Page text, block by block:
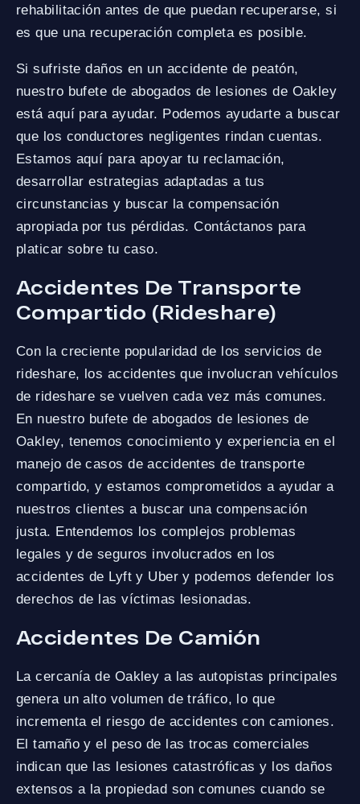
rehabilitación antes de que puedan recuperarse, si
es que una recuperación completa es posible.
Si sufriste daños en un accidente de peatón,
nuestro bufete de abogados de lesiones de Oakley
está aquí para ayudar. Podemos ayudarte a buscar
que los conductores negligentes rindan cuentas.
Estamos aquí para apoyar tu reclamación,
desarrollar estrategias adaptadas a tus
circunstancias y buscar la compensación
apropiada por tus pérdidas. Contáctanos para
platicar sobre tu caso.
Accidentes De Transporte
Compartido (Rideshare)
Con la creciente popularidad de los servicios de
rideshare, los accidentes que involucran vehículos
de rideshare se vuelven cada vez más comunes.
En nuestro bufete de abogados de lesiones de
Oakley, tenemos conocimiento y experiencia en el
manejo de casos de accidentes de transporte
compartido, y estamos comprometidos a ayudar a
nuestros clientes a buscar una compensación
justa. Entendemos los complejos problemas
legales y de seguros involucrados en los
accidentes de Lyft y Uber y podemos defender los
derechos de las víctimas lesionadas.
Accidentes De Camión
La cercanía de Oakley a las autopistas principales
genera un alto volumen de tráfico, lo que
incrementa el riesgo de accidentes con camiones.
El tamaño y el peso de las trocas comerciales
indican que las lesiones catastróficas y los daños
extensos a la propiedad son comunes cuando se